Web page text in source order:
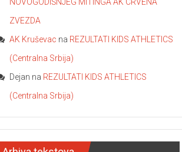
NOVOGODIŠNJEG MITINGA AK CRVENA
ZVEZDA
AK Kruševac na REZULTATI KIDS ATHLETICS
(Centralna Srbija)
Dejan na REZULTATI KIDS ATHLETICS
(Centralna Srbija)